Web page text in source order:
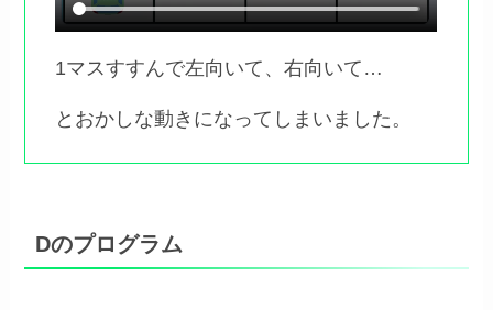
1マスすすんで左向いて、右向いて…
とおかしな動きになってしまいました。
Dのプログラム